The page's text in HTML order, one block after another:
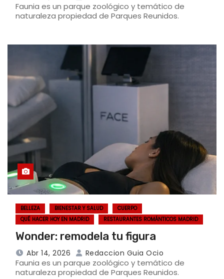
Faunia es un parque zoológico y temático de
naturaleza propiedad de Parques Reunidos.
BELLEZA BIENESTAR Y SALUD
CUERPO
QUÉ HACER HOY EN MADRID
RESTAURANTES ROMÁNTICOS MADRID
Wonder: remodela tu figura
Abr 14, 2026 Redaccion Guia Ocio
Faunia es un parque zoológico y temático de
naturaleza propiedad de Parques Reunidos.